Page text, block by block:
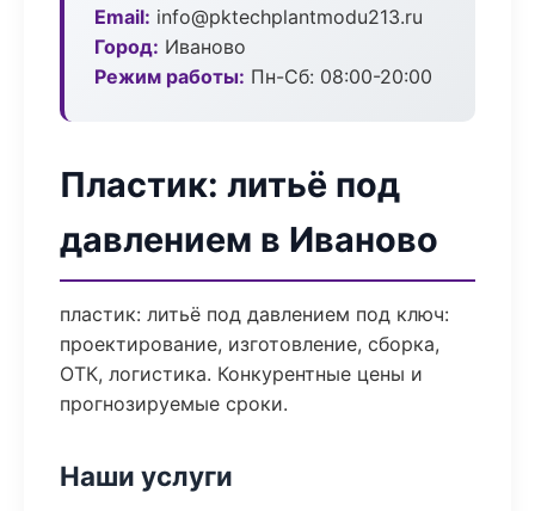
Email: info@pktechplantmodu213.ru
Город: Иваново
Режим работы: Пн-Сб: 08:00-20:00
Пластик: литьё под
давлением в Иваново
пластик: литьё под давлением под ключ:
проектирование, изготовление, сборка,
ОТК, логистика. Конкурентные цены и
прогнозируемые сроки.
Наши услуги